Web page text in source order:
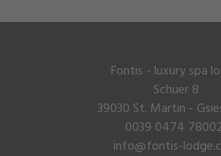
Fontis - luxury spa
Schuer 8
39030 St. Martin -
0039 0474
info@fontis-